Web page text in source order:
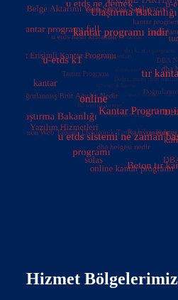
Hizmet Bölgelerimiz